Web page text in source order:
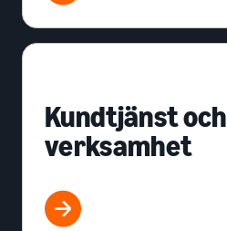
Kundtjänst och
verksamhet